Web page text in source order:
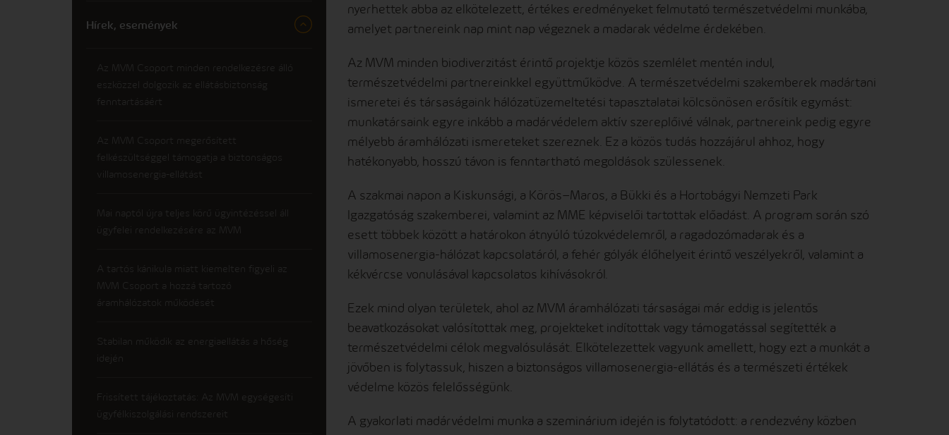
Hírek, események
Az MVM Csoport minden rendelkezésre álló
eszközzel dolgozik az ellátásbiztonság
fenntartásáért
Az MVM Csoport megerősített
felkészültséggel támogatja a biztonságos
villamosenergia-ellátást
Mai naptól újra teljes körű ügyintézéssel áll
ügyfelei rendelkezésére az MVM
A tartós kánikula miatt kiemelten figyeli az
MVM Csoport a hozzá tartozó
áramhálózatok működését
Stabilan működik az energiaellátás a hőség
idején
Frissített tájékoztatás: Az MVM egységesíti
ügyfélkiszolgálási rendszereit
nyerhettek abba az elkötelezett, értékes eredményeket felmutató természetvédelmi munkába,
amelyet partnereink nap mint nap végeznek a madarak védelme érdekében.
Az MVM minden biodiverzitást érintő projektje közös szemlélet mentén indul,
természetvédelmi partnereinkkel együttműködve. A természetvédelmi szakemberek madártani
ismeretei és társaságaink hálózatüzemeltetési tapasztalatai kölcsönösen erősítik egymást:
munkatársaink egyre inkább a madárvédelem aktív szereplőivé válnak, partnereink pedig egyre
mélyebb áramhálózati ismereteket szereznek. Ez a közös tudás hozzájárul ahhoz, hogy
hatékonyabb, hosszú távon is fenntartható megoldások szülessenek.
A szakmai napon a Kiskunsági, a Körös–Maros, a Bükki és a Hortobágyi Nemzeti Park
Igazgatóság szakemberei, valamint az MME képviselői tartottak előadást. A program során szó
esett többek között a határokon átnyúló túzokvédelemről, a ragadozómadarak és a
villamosenergia-hálózat kapcsolatáról, a fehér gólyák élőhelyeit érintő veszélyekről, valamint a
kékvércse vonulásával kapcsolatos kihívásokról.
Ezek mind olyan területek, ahol az MVM áramhálózati társaságai már eddig is jelentős
beavatkozásokat valósítottak meg, projekteket indítottak vagy támogatással segítették a
természetvédelmi célok megvalósulását. Elkötelezettek vagyunk amellett, hogy ezt a munkát a
jövőben is folytassuk, hiszen a biztonságos villamosenergia-ellátás és a természeti értékek
védelme közös felelősségünk.
A gyakorlati madárvédelmi munka a szeminárium idején is folytatódott: a rendezvény közben